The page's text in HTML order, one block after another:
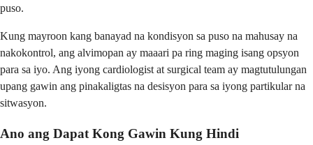
puso.
Kung mayroon kang banayad na kondisyon sa puso na mahusay na
nakokontrol, ang alvimopan ay maaari pa ring maging isang opsyon
para sa iyo. Ang iyong cardiologist at surgical team ay magtutulungan
upang gawin ang pinakaligtas na desisyon para sa iyong partikular na
sitwasyon.
Ano ang Dapat Kong Gawin Kung Hindi